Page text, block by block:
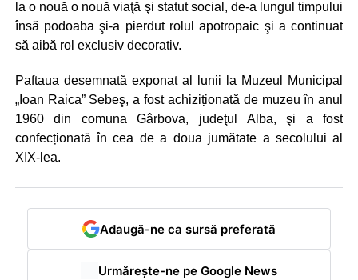
la o nouă o nouă viaţă şi statut social, de-a lungul timpului
însă podoaba şi-a pierdut rolul apotropaic şi a continuat
să aibă rol exclusiv decorativ.
Paftaua desemnată exponat al lunii la Muzeul Municipal
„Ioan Raica” Sebeş, a fost achiziționată de muzeu în anul
1960 din comuna Gârbova, judeţul Alba, şi a fost
confecționată în cea de a doua jumătate a secolului al
XIX-lea.
Adaugă-ne ca sursă preferată
Urmărește-ne pe Google News